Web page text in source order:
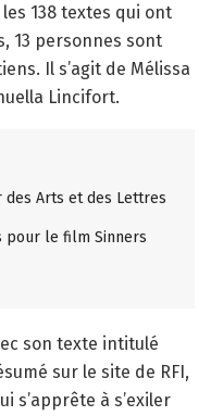
138 textes qui ont
13 personnes sont
Il s’agit de Mélissa
Lincifort.
des Arts et des Lettres
pour le film Sinners
son texte intitulé
sur le site de RFI,
s’apprête à s’exiler